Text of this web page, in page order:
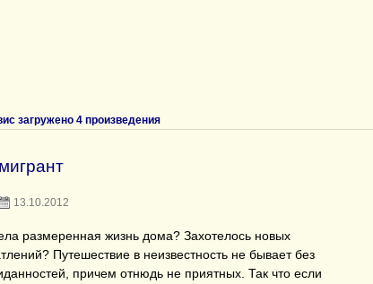
загружено 4 произведения
13.10.2012
размеренная жизнь дома? Захотелось новых
Путешествие в неизвестность не бывает без
причем отнюдь не приятных. Так что если